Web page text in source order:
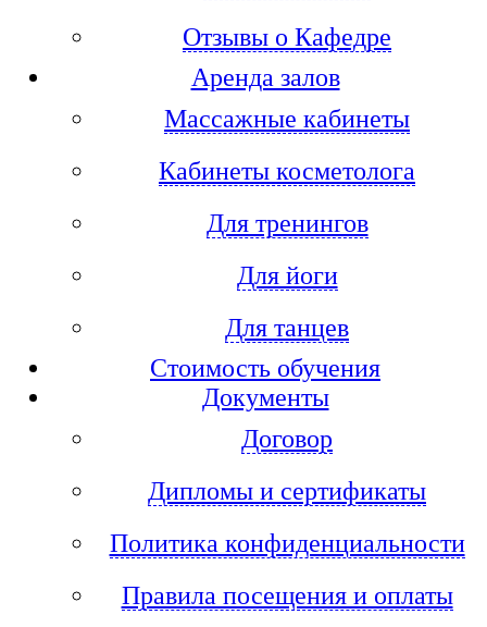
Отзывы о Кафедре
Аренда залов
Массажные кабинеты
Кабинеты косметолога
Для тренингов
Для йоги
Для танцев
Стоимость обучения
Документы
Договор
Дипломы и сертификаты
Политика конфиденциальности
Правила посещения и оплаты